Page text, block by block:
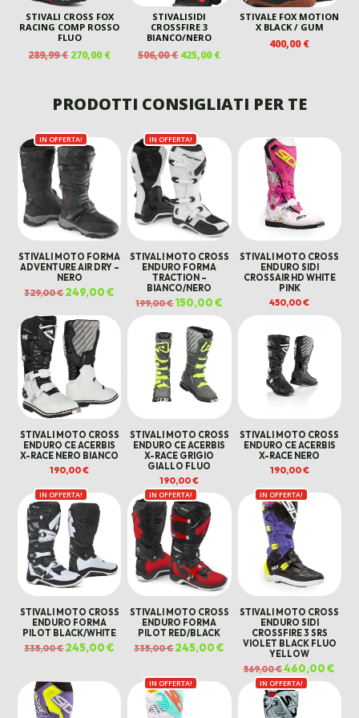
STIVALI CROSS FOX
RACING COMP ROSSO
FLUO
289,99€ IL
ERA:
289,99 €.
270,00€IL
È:
270,00 €.
STIVALISIDI
CROSSFIRE 3
BIANCO/NERO
506,00€ IL
ERA:
506,00 €.
425,00€IL
È:
425,00 €.
STIVALE FOX MOTION
X BLACK / GUM
400,00€
PRODOTTI CONSIGLIATI PER TE
IN OFFERTA!
STIVALI MOTO FORMA
ADVENTURE AIR DRY –
NERO
329,00€Il
prezzo
era:
329,00 €.
249,00€
prezzo
attuale
249,00 €.
IN OFFERTA!
STIVALI MOTO CROSS
ENDURO FORMA
TRACTION –
BIANCO/NERO
199,00€Il
prezzo
originale
era:
199,00 €.
150,00€
attuale
è:
150,00 €.
STIVALI MOTO CROSS
ENDURO SIDI
CROSSAIR HD WHITE
PINK
450,00€
STIVALI MOTO CROSS
ENDURO CE ACERBIS
X-RACE NERO BIANCO
190,00€
STIVALI MOTO CROSS
ENDURO CE ACERBIS
X-RACE GRIGIO
GIALLO FLUO
190,00€
STIVALI MOTO CROSS
ENDURO CE ACERBIS
X-RACE NERO
190,00€
IN OFFERTA!
STIVALI MOTO CROSS
ENDURO FORMA
PILOT BLACK/WHITE
335,00€Il
prezzo
245,00€
prezzo
245,00 €.
IN OFFERTA!
STIVALI MOTO CROSS
ENDURO FORMA
PILOT RED/BLACK
335,00€Il
prezzo
335,00 €.
245,00€
245,00 €.
IN OFFERTA!
STIVALI MOTO CROSS
ENDURO SIDI
CROSSFIRE 3 SRS
VIOLET BLACK FLUO
YELLOW
569,00€Il
prezzo
originale
era:
569,00 €.
460,00€
è:
IN OFFERTA! IN OFFERTA!